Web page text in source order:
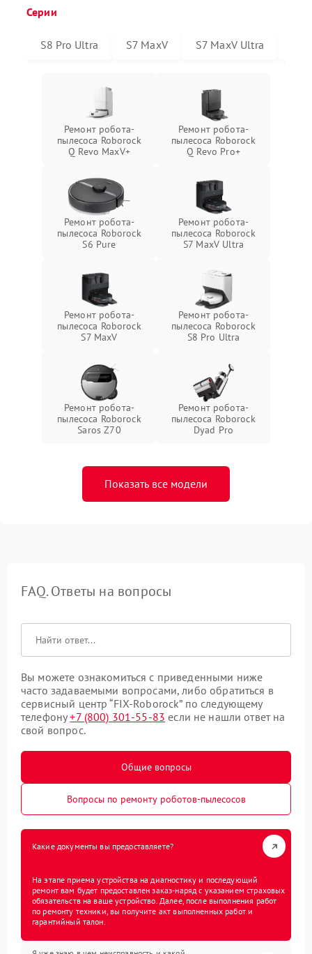
Серии
S8 Pro Ultra S7 MaxV S7 MaxV Ultra
Ремонт робота-
пылесоса Roborock
Q Revo MaxV+
Ремонт робота-
пылесоса Roborock
Q Revo Pro+
Ремонт робота-
пылесоса Roborock
S6 Pure
Ремонт робота-
пылесоса Roborock
S7 MaxV Ultra
Ремонт робота-
пылесоса Roborock
S7 MaxV
Ремонт робота-
пылесоса Roborock
S8 Pro Ultra
Ремонт робота-
пылесоса Roborock
Saros Z70
Ремонт робота-
пылесоса Roborock
Dyad Pro
Показать все модели
FAQ. Ответы на вопросы
Вы можете ознакомиться с приведенными ниже
часто задаваемыми вопросами, либо обратиться в
сервисный центр “FIX-Roborock” по следующему
телефону+7 (800) 301-55-83 если не нашли ответ на
свой вопрос.
Общие вопросы
Вопросы по ремонту роботов-пылесосов
Какие документы вы предоставляете?
На этапе приема устройства на диагностику и последующий
ремонт вам будет предоставлен заказ-наряд с указанием страховых
обязательств на ваше устройство. Далее, после выполнения работ
по ремонту техники, вы получите акт выполненных работ и
гарантийный талон.